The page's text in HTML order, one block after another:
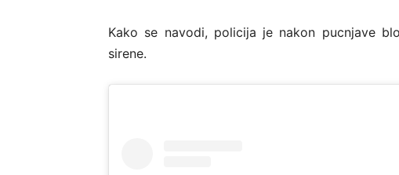
Kako se navodi, policija je nakon pucnjave
sirene.